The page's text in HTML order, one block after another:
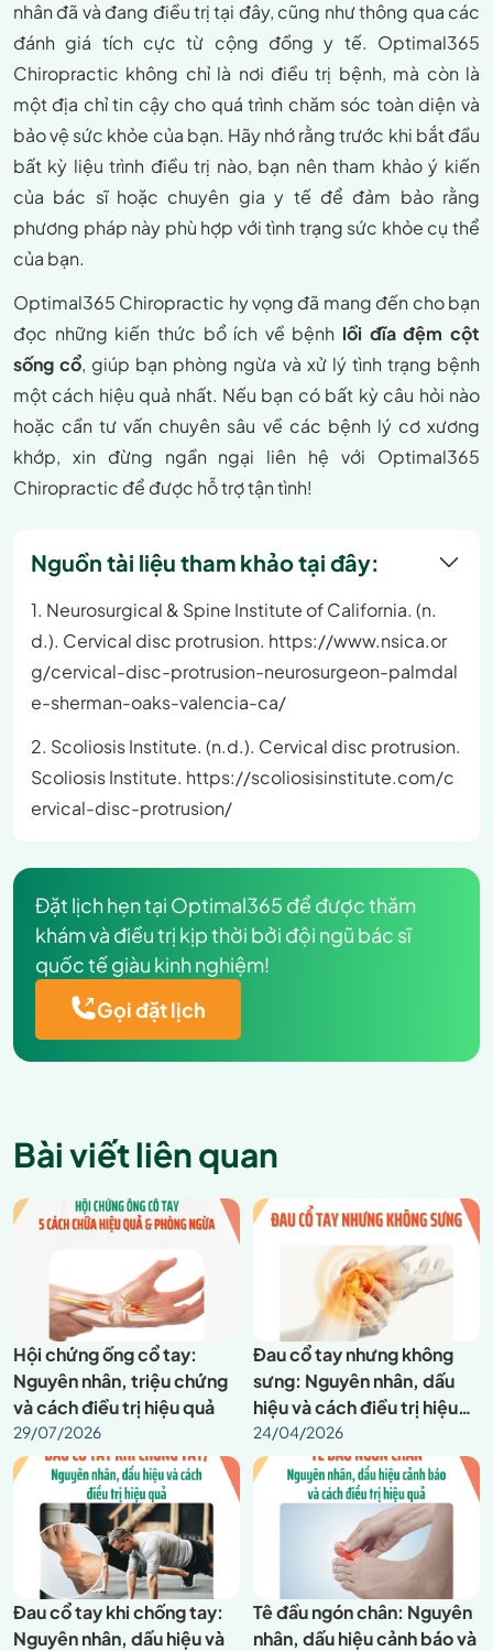
nhân đã và đang điều trị tại đây, cũng như thông qua các
đánh giá tích cực từ cộng đồng y tế. Optimal365
Chiropractic không chỉ là nơi điều trị bệnh, mà còn là
một địa chỉ tin cậy cho quá trình chăm sóc toàn diện và
bảo vệ sức khỏe của bạn. Hãy nhớ rằng trước khi bắt đầu
bất kỳ liệu trình điều trị nào, bạn nên tham khảo ý kiến
của bác sĩ hoặc chuyên gia y tế để đảm bảo rằng
phương pháp này phù hợp với tình trạng sức khỏe cụ thể
của bạn.
Optimal365 Chiropractic hy vọng đã mang đến cho bạn
đọc những kiến thức bổ ích về bệnh lồi đĩa đệm cột
sống cổ, giúp bạn phòng ngừa và xử lý tình trạng bệnh
một cách hiệu quả nhất. Nếu bạn có bất kỳ câu hỏi nào
hoặc cần tư vấn chuyên sâu về các bệnh lý cơ xương
khớp, xin đừng ngần ngại liên hệ với Optimal365
Chiropractic để được hỗ trợ tận tình!
Nguồn tài liệu tham khảo tại đây:
1. Neurosurgical & Spine Institute of California. (n.
d.). Cervical disc protrusion. https://www.nsica.or
g/cervical-disc-protrusion-neurosurgeon-palmdal
e-sherman-oaks-valencia-ca/
2. Scoliosis Institute. (n.d.). Cervical disc protrusion.
Scoliosis Institute. https://scoliosisinstitute.com/c
ervical-disc-protrusion/
Đặt lịch hẹn tại Optimal365 để được thăm
khám và điều trị kịp thời bởi đội ngũ bác sĩ
quốc tế giàu kinh nghiệm!
Gọi đặt lịch
Bài viết liên quan
Hội chứng ống cổ tay:
Nguyên nhân, triệu chứng
và cách điều trị hiệu quả
29/07/2026
Đau cổ tay nhưng không
sưng: Nguyên nhân, dấu
hiệu và cách điều trị hiệu
quả
24/04/2026
Đau cổ tay khi chống tay:
Nguyên nhân, dấu hiệu và
Tê đầu ngón chân: Nguyên
nhân, dấu hiệu cảnh báo và